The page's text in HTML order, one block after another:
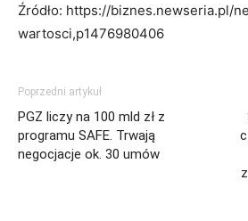
Źródło: https://biznes.newseria.pl/
wartosci,p1476980406
Poprzedni artykuł
PGZ liczy na 100 mld zł z
programu SAFE. Trwają
negocjacje ok. 30 umów